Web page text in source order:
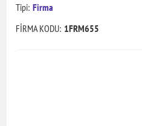
Tipi: Firma
FİRMA KODU: 1FRM655